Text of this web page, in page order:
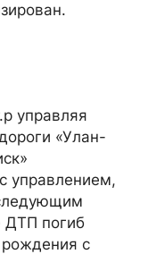
управляя
«Улан-
управлением,
ДТП погиб
рождения с